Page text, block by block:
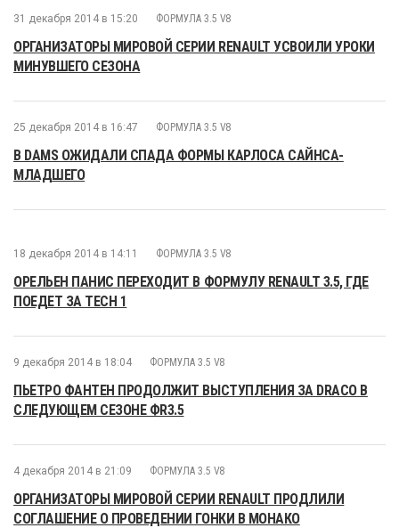
31 декабря 2014 в 15:20 ФОРМУЛА 3.5 V8
ОРГАНИЗАТОРЫ МИРОВОЙ СЕРИИ RENAULT УСВОИЛИ УРОКИ
МИНУВШЕГО СЕЗОНА
25 декабря 2014 в 16:47 ФОРМУЛА 3.5 V8
В DAMS ОЖИДАЛИ СПАДА ФОРМЫ КАРЛОСА САЙНСА-
МЛАДШЕГО
18 декабря 2014 в 14:11 ФОРМУЛА 3.5 V8
ОРЕЛЬЕН ПАНИС ПЕРЕХОДИТ В ФОРМУЛУ RENAULT 3.5, ГДЕ
ПОЕДЕТ ЗА TECH 1
9 декабря 2014 в 18:04 ФОРМУЛА 3.5 V8
ПЬЕТРО ФАНТЕН ПРОДОЛЖИТ ВЫСТУПЛЕНИЯ ЗА DRACO В
СЛЕДУЮЩЕМ СЕЗОНЕ ФR3.5
4 декабря 2014 в 21:09 ФОРМУЛА 3.5 V8
ОРГАНИЗАТОРЫ МИРОВОЙ СЕРИИ RENAULT ПРОДЛИЛИ
СОГЛАШЕНИЕ О ПРОВЕДЕНИИ ГОНКИ В МОНАКО